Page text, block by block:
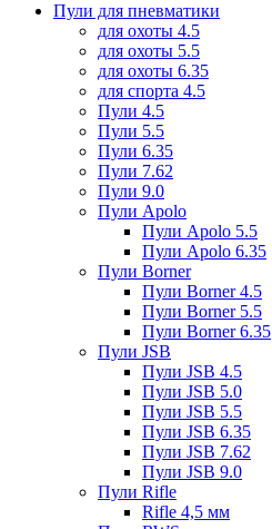
Пули для пневматики
для охоты 4.5
для охоты 5.5
для охоты 6.35
для спорта 4.5
Пули 4.5
Пули 5.5
Пули 6.35
Пули 7.62
Пули 9.0
Пули Apolo
Пули Apolo 5.5
Пули Apolo 6.35
Пули Borner
Пули Borner 4.5
Пули Borner 5.5
Пули Borner 6.35
Пули JSB
Пули JSB 4.5
Пули JSB 5.0
Пули JSB 5.5
Пули JSB 6.35
Пули JSB 7.62
Пули JSB 9.0
Пули Rifle
Rifle 4,5 мм